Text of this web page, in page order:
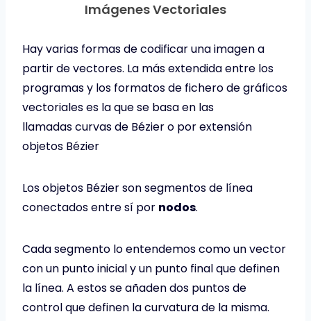
Imágenes Vectoriales
Hay varias formas de codificar una imagen a
partir de vectores. La más extendida entre los
programas y los formatos de fichero de gráficos
vectoriales es la que se basa en las
llamadas curvas de Bézier o por extensión
objetos Bézier
Los objetos Bézier son segmentos de línea
conectados entre sí por nodos.
Cada segmento lo entendemos como un vector
con un punto inicial y un punto final que definen
la línea. A estos se añaden dos puntos de
control que definen la curvatura de la misma.